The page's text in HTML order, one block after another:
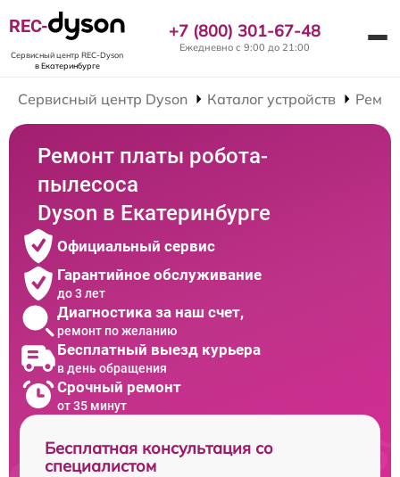
REC-
Сервисный центр REC-Dyson
в Екатеринбурге
+7 (800) 301-67-48
Ежедневно с 9:00 до 21:00
Сервисный центр Dyson Каталог устройств
Ремонт платы робота-
пылесоса
Dyson в Екатеринбурге
Официальный сервис
Гарантийное обслуживание
до 3 лет
Диагностика за наш счет,
ремонт по желанию
Бесплатный выезд курьера
в день обращения
Срочный ремонт
от 35 минут
Бесплатная консультация со
специалистом